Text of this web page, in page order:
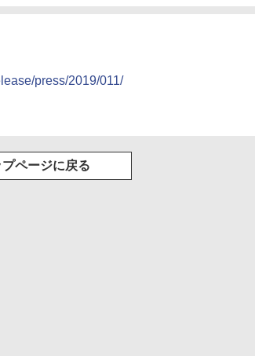
press/2019/011/
プページに戻る